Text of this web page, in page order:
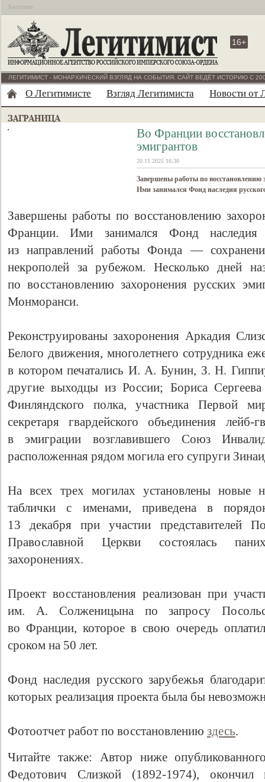
Бесплатно
16+
ЛЕГИТИМИСТ - МОНАРХИЧЕСКИЙ ВЗГЛЯД НА СОБЫТИЯ. САЙТ ВЕДЁТ ИСТОРИЮ С
О Легитимисте Взгляд Легитимиста Новости от
Во Франции
эмигрантов
20.11.2025 16:30
Завершены работы по восстановлению
Ими занимался Фонд наследия
Завершены работы по восстановлению
Франции. Ими занимался Фонд наследия
из направлений работы Фонда —
некрополей за рубежом. Несколько дней
по восстановлению захоронения русских
Монморанси.
Реконструированы захоронения Аркадия
Белого движения, многолетнего сотрудника
в котором печатались И. А. Бунин, З. Н.
другие выходцы из России; Бориса
Финляндского полка, участника Первой
секретаря гвардейского объединения лейб-
в эмиграции возглавившего Союз
расположенная рядом могила его супруги
На всех трех могилах установлены новые
таблички с именами, приведена в
13 декабря при участии представителей
Православной Церкви состоялась
захоронениях.
Проект восстановления реализован при
им. А. Солженицына по запросу
во Франции, которое в свою очередь
сроком на 50 лет.
Фонд наследия русского зарубежья
которых реализация проекта была бы
Фотоотчет работ по восстановлению здесь.
Читайте также: Автор ниже
Федотович Слизкой (1892-1974), окончил
Свидетельство